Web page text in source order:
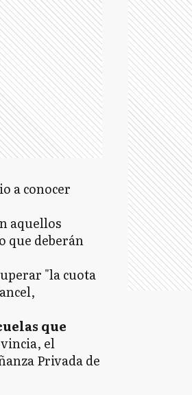
a conocer
aquellos
que deberán
"la cuota
que
el
Privada de